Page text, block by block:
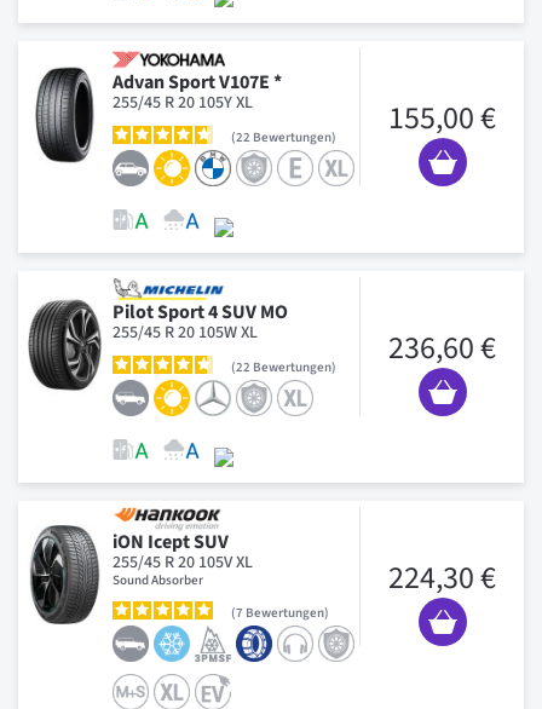
Advan Sport V107E *
255/45 R 20 105Y XL
22 Bewertungen 155,00 €
Pilot Sport 4 SUV MO
255/45 R 20 105W XL
22 Bewertungen 236,60 €
iON Icept SUV
255/45 R 20 105V XL
Sound Absorber
7 Bewertungen
224,30 €